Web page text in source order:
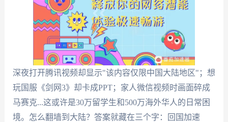
深夜打开腾讯视频却显示"该内容仅限中国大陆地区"；想
玩国服《剑网3》却卡成PPT；家人微信视频时画面碎成
马赛克...这或许是30万留学生和500万海外华人的日常困
境。怎么翻墙到大陆？答案就藏在三个字：回国加速